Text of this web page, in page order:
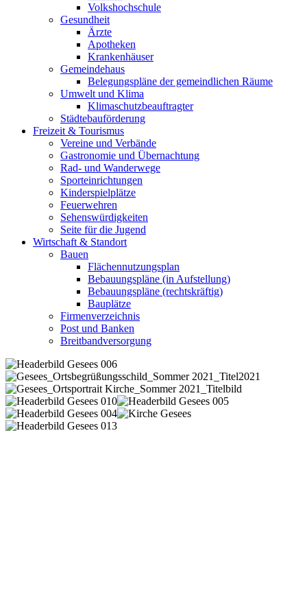
Volkshochschule
Gesundheit
Ärzte
Apotheken
Krankenhäuser
Gemeindehaus
Belegungspläne der gemeindlichen Räume
Umwelt und Klima
Klimaschutzbeauftragter
Städtebauförderung
Freizeit & Tourismus
Vereine und Verbände
Gastronomie und Übernachtung
Rad- und Wanderwege
Sporteinrichtungen
Kinderspielplätze
Feuerwehren
Sehenswürdigkeiten
Seite für die Jugend
Wirtschaft & Standort
Bauen
Flächennutzungsplan
Bebauungspläne (in Aufstellung)
Bebauungspläne (rechtskräftig)
Bauplätze
Firmenverzeichnis
Post und Banken
Breitbandversorgung